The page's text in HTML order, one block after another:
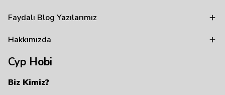
Faydalı Blog Yazılarımız
Hakkımızda
Cyp Hobi
Biz Kimiz?